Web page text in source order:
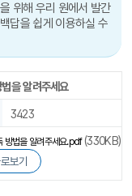
위해 우리 원에서 발간
답을 쉽게 이용하실 수
을 알려주세요
3423
방법을 알려주세요.pdf(330KB)
보기